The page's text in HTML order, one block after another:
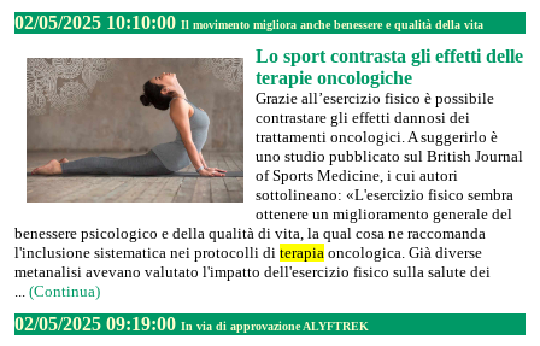
02/05/2025 10:10:00 Il movimento migliora anche benessere e qualità della vita
Lo sport contrasta gli effetti delle
terapie oncologiche
Grazie all’esercizio fisico è possibile
contrastare gli effetti dannosi dei
trattamenti oncologici. A suggerirlo è
uno studio pubblicato sul British Journal
of Sports Medicine, i cui autori
sottolineano: «L'esercizio fisico sembra
ottenere un miglioramento generale del
benessere psicologico e della qualità di vita, la qual cosa ne raccomanda
l'inclusione sistematica nei protocolli di terapia oncologica. Già diverse
metanalisi avevano valutato l'impatto dell'esercizio fisico sulla salute dei
... (Continua)
02/05/2025 09:19:00 In via di approvazione ALYFTREK